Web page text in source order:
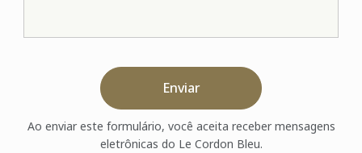
Enviar
Ao enviar este formulário, você aceita receber mensagens
eletrônicas do Le Cordon Bleu.